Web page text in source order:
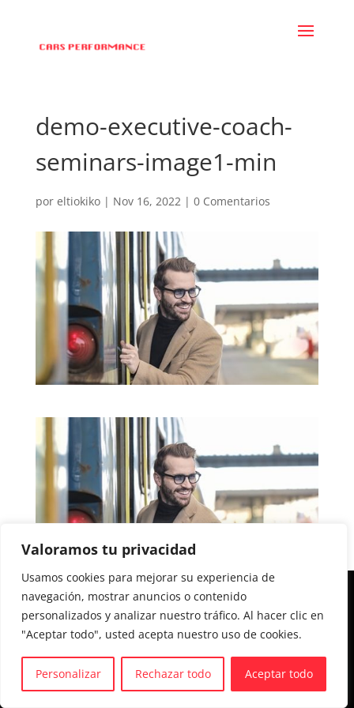
Valoramos tu privacidad
Usamos cookies para mejorar su experiencia de
navegación, mostrar anuncios o contenido
personalizados y analizar nuestro tráfico. Al hacer clic en
"Aceptar todo", usted acepta nuestro uso de cookies.
Personalizar Rechazar todo Aceptar todo
demo-executive-coach-
seminars-image1-min
por eltiokiko| Nov 16, 2022| 0 Comentarios
Aviso legal y Política de privacidad